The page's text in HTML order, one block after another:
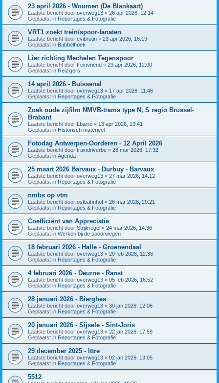
23 april 2026 - Woumen (De Blankaart)
Laatste bericht door overweg13 « 26 apr 2026, 12:14
Geplaatst in Reportages & Fotografie
VRT1 zoekt trein/spoor-fanaten
Laatste bericht door evibrutin « 23 apr 2026, 16:19
Geplaatst in Babbelhoek
Lier richting Mechelen Tegenspoor
Laatste bericht door treinvriend « 23 apr 2026, 12:00
Geplaatst in Reizigers
14 april 2026 - Buissenal
Laatste bericht door overweg13 « 17 apr 2026, 11:46
Geplaatst in Reportages & Fotografie
Zoek oude zijfilm NMVB-trams type N, S regio Brussel-
Brabant
Laatste bericht door Lbarré « 13 apr 2026, 13:41
Geplaatst in Historisch materieel
Fotodag Antwerpen-Oorderen - 12 April 2026
Laatste bericht door traindriverbe « 28 mar 2026, 17:32
Geplaatst in Agenda
25 maart 2026 Barvaux - Durbuy - Barvaux
Laatste bericht door overweg13 « 27 mar 2026, 14:12
Geplaatst in Reportages & Fotografie
nmbs op vtm
Laatste bericht door ostbahnhof « 26 mar 2026, 20:21
Geplaatst in Reportages & Fotografie
Coefficiënt van Appreciatie
Laatste bericht door Strijkregel « 24 mar 2026, 14:36
Geplaatst in Werken bij de spoorwegen
18 februari 2026 - Halle - Groenendaal
Laatste bericht door overweg13 « 20 feb 2026, 12:36
Geplaatst in Reportages & Fotografie
4 februari 2026 - Deurne - Ranst
Laatste bericht door overweg13 « 05 feb 2026, 16:52
Geplaatst in Reportages & Fotografie
28 januari 2026 - Bierghes
Laatste bericht door overweg13 « 30 jan 2026, 12:06
Geplaatst in Reportages & Fotografie
20 januari 2026 - Sijsele - Sint-Joris
Laatste bericht door overweg13 « 22 jan 2026, 17:59
Geplaatst in Reportages & Fotografie
29 december 2025 - Ittre
Laatste bericht door overweg13 « 02 jan 2026, 13:05
Geplaatst in Reportages & Fotografie
5512